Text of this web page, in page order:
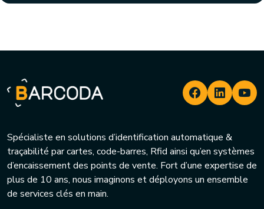
Spécialiste en solutions d’identification automatique &
traçabilité par cartes, code-barres, Rfid ainsi qu’en systèmes
d’encaissement des points de vente. Fort d’une expertise de
plus de 10 ans, nous imaginons et déployons un ensemble
de services clés en main.